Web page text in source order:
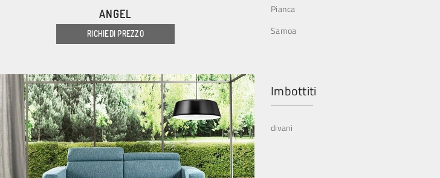
ANGEL
RICHIEDI PREZZO
Pianca
Samoa
Imbottiti
divani